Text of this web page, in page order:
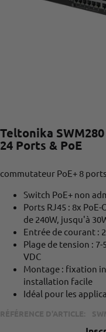
Teltonika
24 Ports & PoE
commutateur PoE+ 8 ports
Switch PoE+ non
Ports RJ45 : 8x
de 240W, jusqu'à
Entrée de courant :
Plage de tension :
VDC
Montage : fixation
installation facile
Idéal pour les
RÉFÉRENCE D'ARTICLE: